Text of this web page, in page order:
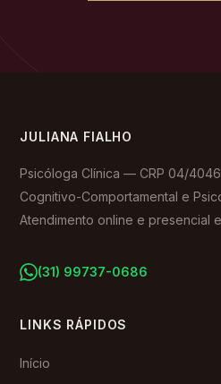
JULIANA FIALHO
Psicóloga Clínica — CRP 04/
Cognitivo-Comportamental e
Atendimento online e presencial
(31) 99737-0686
LINKS RÁPIDOS
Início